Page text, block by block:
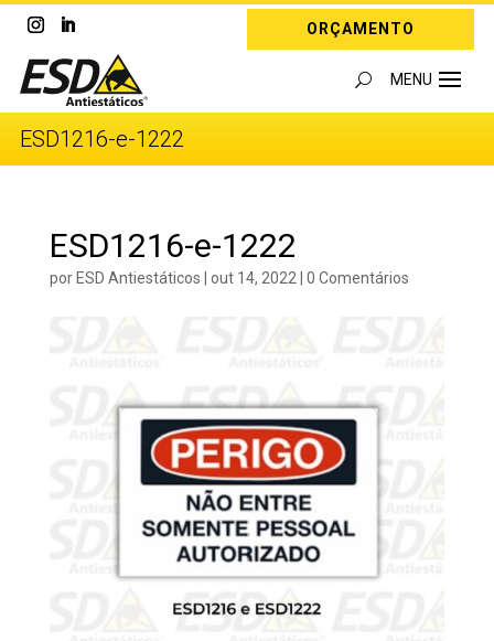
ORÇAMENTO
ESD1216-e-1222
ESD1216-e-1222
porESD Antiestáticos | out 14, 2022 | 0 Comentários